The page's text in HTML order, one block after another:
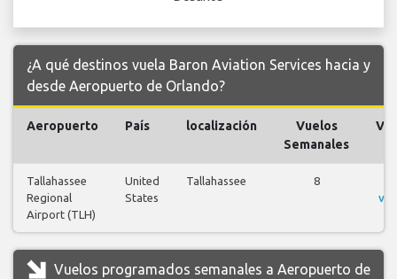
¿A qué destinos vuela Baron Aviation Services hacia y
desde Aeropuerto de Orlando?
Aeropuerto País localización
Vuelos
Semanales
Tallahassee
Regional
Airport (TLH)
United
States
Tallahassee 8
Vuelos programados semanales a Aeropuerto de